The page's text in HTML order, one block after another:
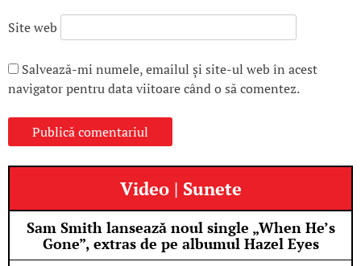
Site web
Salvează-mi numele, emailul și site-ul web în acest
navigator pentru data viitoare când o să comentez.
Video | Sunete
Sam Smith lansează noul single „When He’s
Gone”, extras de pe albumul Hazel Eyes